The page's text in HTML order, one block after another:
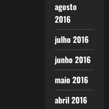
agosto
2016
julho 2016
junho 2016
maio 2016
abril 2016